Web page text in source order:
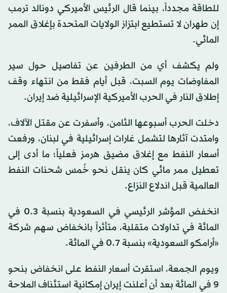
للطاقة مجدداً، بينما قال الرئيس الأميركي دونالد ترمب
إن طهران لا تستطيع ابتزاز الولايات المتحدة بإغلاق الممر
المائي.
ولم يكشف أي من الطرفين عن تفاصيل حول سير
المفاوضات يوم السبت، قبل أيام فقط من انتهاء وقف
إطلاق النار في الحرب الأميركية الإسرائيلية ضد إيران.
دخلت الحرب أسبوعها الثامن، وأسفرت عن مقتل الآلاف،
وامتدت آثارها لتشمل غارات إسرائيلية في لبنان، ورفعت
أسعار النفط مع إغلاق مضيق هرمز فعلياً؛ ما أدى إلى
تعطيل ممر مائي كان ينقل نحو خُمس شحنات النفط
العالمية قبل اندلاع النزاع.
انخفض المؤشر الرئيسي في السعودية بنسبة 0.3 في
المائة في تداولات متقلبة، متأثراً بانخفاض سهم شركة
«أرامكو السعودية» بنسبة 0.7 في المائة.
ويوم الجمعة، استقرت أسعار النفط على انخفاض بنحو
9 في المائة بعد أن أعلنت إيران إمكانية استئناف الملاحة